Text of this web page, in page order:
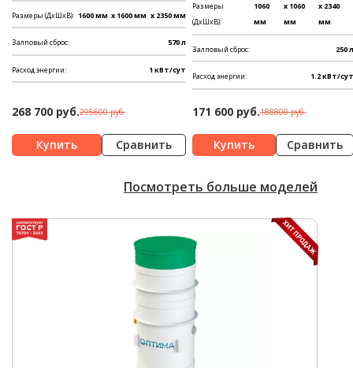
Размеры (ДхШхВ): 1600 мм x 1600 мм x 2350 мм
Залповый сброс: 570 л
Расход энергии: 1 кВт/сут
268 700 руб.295600 руб.
Сравнить
Размеры
(ДхШхВ):
1060
мм
x 1060
мм
x 2340
мм
Залповый сброс: 250 л
Расход энергии: 1.2 кВт/сут
171 600 руб.188800 руб.
Сравнить
Посмотреть больше моделей